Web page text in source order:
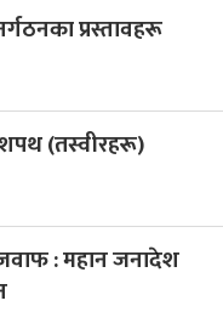
प्रस्तावहरू
शपथ (तस्वीरहरू)
: महान जनादेश